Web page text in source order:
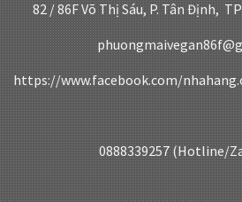
82 / 86F Võ Thị Sáu, P. Tân Định,
https://www.facebook.com/
0888339257 (Hotline/